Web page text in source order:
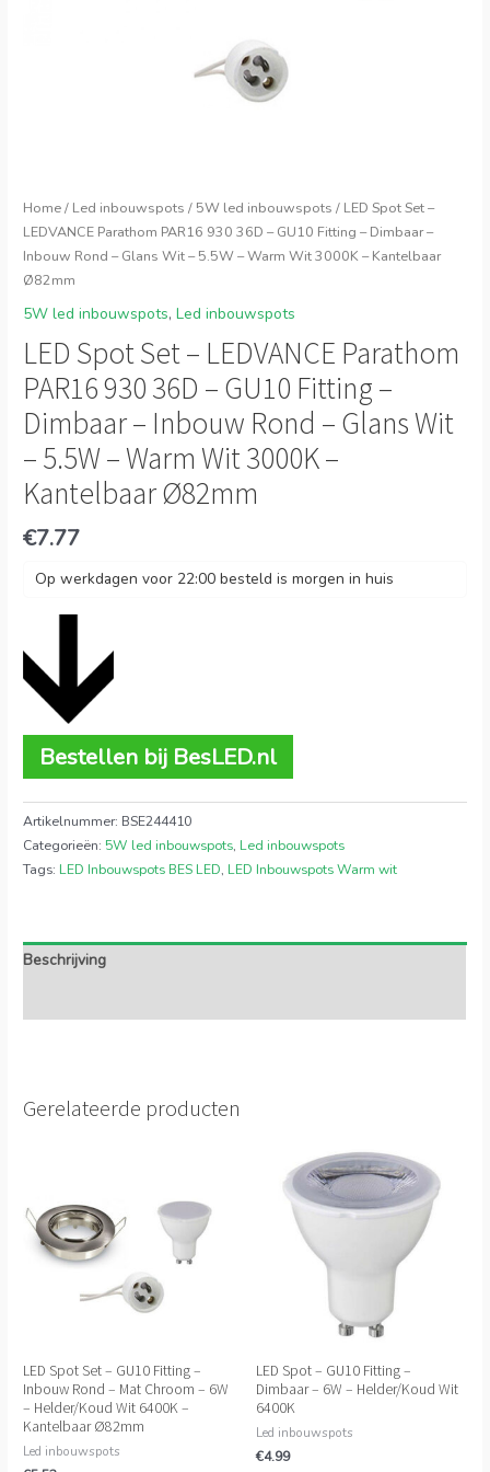
Home/ Led inbouwspots / 5W led inbouwspots / LED Spot Set –
LEDVANCE Parathom PAR16 930 36D – GU10 Fitting – Dimbaar –
Inbouw Rond – Glans Wit – 5.5W – Warm Wit 3000K – Kantelbaar
Ø82mm
5W led inbouwspots,Led inbouwspots
LED Spot Set – LEDVANCE Parathom
PAR16 930 36D – GU10 Fitting –
Dimbaar – Inbouw Rond – Glans Wit
– 5.5W – Warm Wit 3000K –
Kantelbaar Ø82mm
€7.77
Op werkdagen voor 22:00 besteld is morgen in huis
Bestellen bij BesLED.nl
Artikelnummer: BSE244410
Categorieën: 5W led inbouwspots, Led inbouwspots
Tags: LED Inbouwspots BES LED, LED Inbouwspots Warm wit
Beschrijving
Gerelateerde producten
LED Spot Set – GU10 Fitting –
Inbouw Rond – Mat Chroom – 6W
– Helder/Koud Wit 6400K –
Kantelbaar Ø82mm
Led inbouwspots
LED Spot – GU10 Fitting –
Dimbaar – 6W – Helder/Koud Wit
6400K
Led inbouwspots
€4.99